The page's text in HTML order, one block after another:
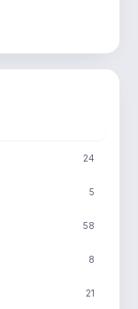
24
5
58
8
21